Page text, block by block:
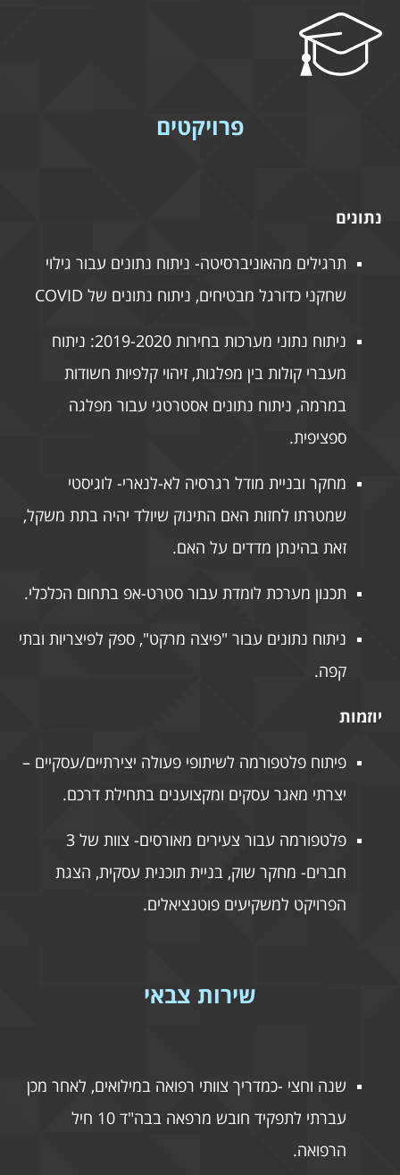
פרויקטים
נתונים
תרגילים מהאוניברסיטה- ניתוח נתונים עבור גילוי
שחקני כדורגל מבטיחים, ניתוח נתונים של COVID
ניתוח נתוני מערכות בחירות 2019-2020: ניתוח
מעברי קולות בין מפלגות, זיהוי קלפיות חשודות
במרמה, ניתוח נתונים אסטרטגי עבור מפלגה
ספציפית.
מחקר ובניית מודל רגרסיה לא-לנארי- לוגיסטי
שמטרתו לחזות האם התינוק שיולד יהיה בתת משקל,
זאת בהינתן מדדים על האם.
תכנון מערכת לומדת עבור סטרט-אפ בתחום הכלכלי.
ניתוח נתונים עבור "פיצה מרקט", ספק לפיצריות ובתי
קפה.
יוזמות
פיתוח פלטפורמה לשיתופי פעולה יצירתיים/עסקיים –
יצרתי מאגר עסקים ומקצוענים בתחילת דרכם.
פלטפורמה עבור צעירים מאורסים- צוות של 3
חברים- מחקר שוק, בניית תוכנית עסקית, הצגת
הפרויקט למשקיעים פוטנציאלים.
שירות צבאי
שנה וחצי -כמדריך צוותי רפואה במילואים, לאחר מכן
עברתי לתפקיד חובש מרפאה בבה"ד 10 חיל
הרפואה.